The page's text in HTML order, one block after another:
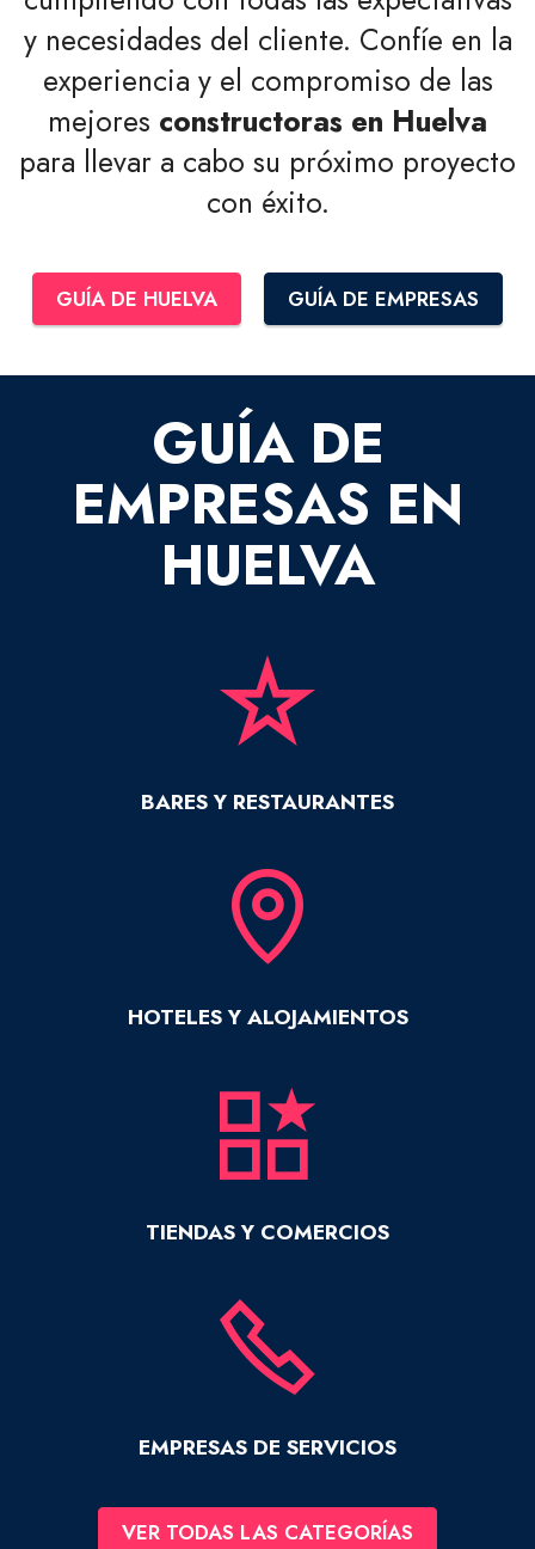
y necesidades del cliente. Confíe en la
experiencia y el compromiso de las
mejores constructoras en Huelva
para llevar a cabo su próximo proyecto
con éxito.
GUÍA DE HUELVA GUÍA DE EMPRESAS
GUÍA DE
EMPRESAS EN
HUELVA
BARES Y RESTAURANTES
HOTELES Y ALOJAMIENTOS
TIENDAS Y COMERCIOS
EMPRESAS DE SERVICIOS
VER TODAS LAS CATEGORÍAS